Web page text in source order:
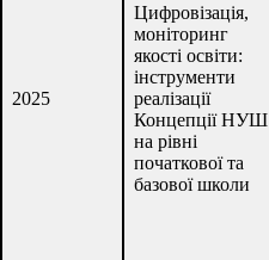
2025
Цифровізація,
моніторинг
якості освіти:
інструменти
реалізації
Концепції НУШ
на рівні
початкової та
базової школи